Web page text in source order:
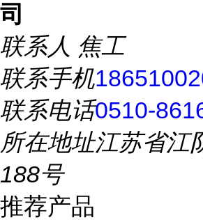
司
联系人 焦工
联系手机
联系电话0510-
所在地址江苏省江
188号
推荐产品